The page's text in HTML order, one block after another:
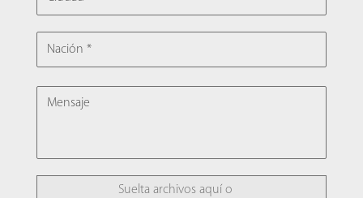
NACIÓN
MENSAJE
FILE
Suelta archivos aquí o